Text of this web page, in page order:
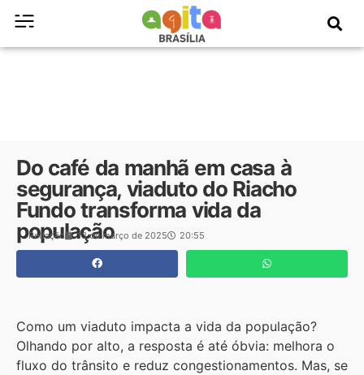
Do café da manhã em casa à
segurança, viaduto do Riacho
Fundo transforma vida da
população
Redação 13 de março de 2025 20:55
Como um viaduto impacta a vida da população?
Olhando por alto, a resposta é até óbvia: melhora o
fluxo do trânsito e reduz congestionamentos. Mas, se